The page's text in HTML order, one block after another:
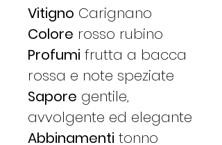
Vitigno Carignano
Colore rosso rubino
Profumi frutta a bacca
rossa e note speziate
Sapore gentile,
avvolgente ed elegante
Abbinamenti tonno